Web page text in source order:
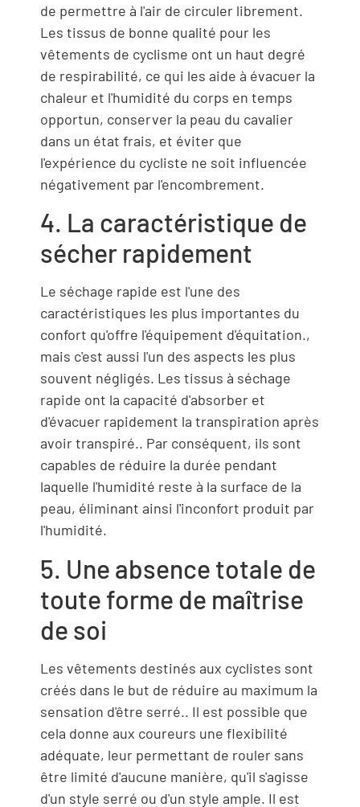
de permettre à l'air de circuler librement.
Les tissus de bonne qualité pour les
vêtements de cyclisme ont un haut degré
de respirabilité, ce qui les aide à évacuer la
chaleur et l'humidité du corps en temps
opportun, conserver la peau du cavalier
dans un état frais, et éviter que
l'expérience du cycliste ne soit influencée
négativement par l'encombrement.
4. La caractéristique de
sécher rapidement
Le séchage rapide est l'une des
caractéristiques les plus importantes du
confort qu'offre l'équipement d'équitation.,
mais c'est aussi l'un des aspects les plus
souvent négligés. Les tissus à séchage
rapide ont la capacité d'absorber et
d'évacuer rapidement la transpiration après
avoir transpiré.. Par conséquent, ils sont
capables de réduire la durée pendant
laquelle l'humidité reste à la surface de la
peau, éliminant ainsi l'inconfort produit par
l'humidité.
5. Une absence totale de
toute forme de maîtrise
de soi
Les vêtements destinés aux cyclistes sont
créés dans le but de réduire au maximum la
sensation d'être serré.. Il est possible que
cela donne aux coureurs une flexibilité
adéquate, leur permettant de rouler sans
être limité d'aucune manière, qu'il s'agisse
d'un style serré ou d'un style ample. Il est